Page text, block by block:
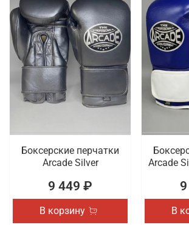
Боксерские перчатки
Arcade Silver
9 449 ₽
В корзину
Arcade
В